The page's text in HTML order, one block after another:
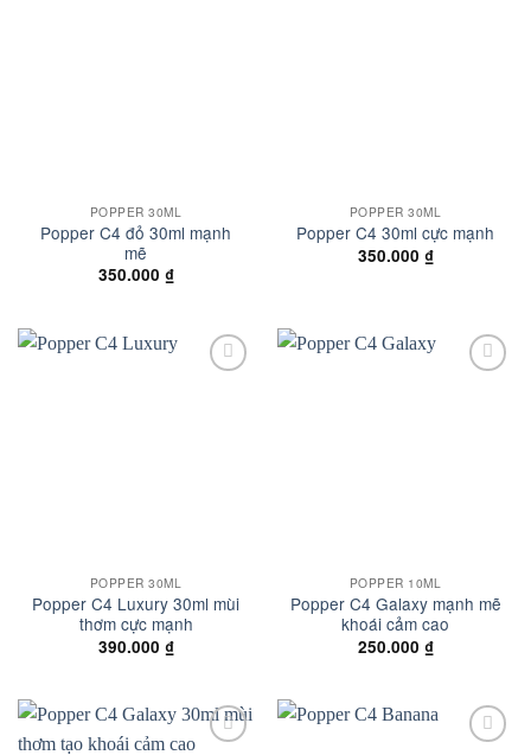
POPPER 30ML
Popper C4 đỏ 30ml mạnh
mẽ
350.000 ₫
POPPER 30ML
Popper C4 30ml cực mạnh
350.000 ₫
POPPER 30ML
Popper C4 Luxury 30ml mùi
thơm cực mạnh
390.000 ₫
POPPER 10ML
Popper C4 Galaxy mạnh mẽ
khoái cảm cao
250.000 ₫